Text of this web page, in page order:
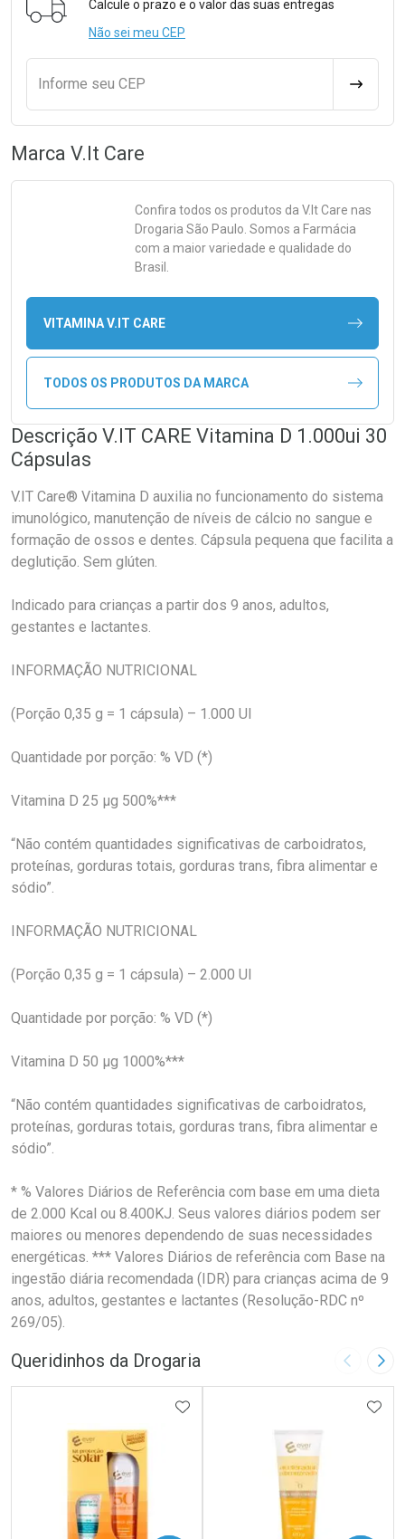
Calcule o prazo e o valor das suas entregas
Não sei meu CEP
Informe seu CEP
Marca V.It Care
Confira todos os produtos da V.It Care nas
Drogaria São Paulo. Somos a Farmácia
com a maior variedade e qualidade do
Brasil.
VITAMINA V.IT CARE
TODOS OS PRODUTOS DA MARCA
Descrição V.IT CARE Vitamina D 1.000ui 30
Cápsulas
V.IT Care® Vitamina D auxilia no funcionamento do sistema
imunológico, manutenção de níveis de cálcio no sangue e
formação de ossos e dentes. Cápsula pequena que facilita a
deglutição. Sem glúten.
Indicado para crianças a partir dos 9 anos, adultos,
gestantes e lactantes.
INFORMAÇÃO NUTRICIONAL
(Porção 0,35 g = 1 cápsula) – 1.000 UI
Quantidade por porção: % VD (*)
Vitamina D 25 µg 500%***
“Não contém quantidades significativas de carboidratos,
proteínas, gorduras totais, gorduras trans, fibra alimentar e
sódio”.
INFORMAÇÃO NUTRICIONAL
(Porção 0,35 g = 1 cápsula) – 2.000 UI
Quantidade por porção: % VD (*)
Vitamina D 50 µg 1000%***
“Não contém quantidades significativas de carboidratos,
proteínas, gorduras totais, gorduras trans, fibra alimentar e
sódio”.
* % Valores Diários de Referência com base em uma dieta
de 2.000 Kcal ou 8.400KJ. Seus valores diários podem ser
maiores ou menores dependendo de suas necessidades
energéticas. *** Valores Diários de referência com Base na
ingestão diária recomendada (IDR) para crianças acima de 9
anos, adultos, gestantes e lactantes (Resolução-RDC nº
269/05).
Queridinhos da Drogaria Imagem
ADICIONAR AOS FAVORITOS